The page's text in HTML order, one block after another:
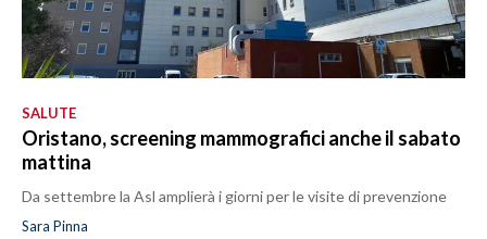
SALUTE
Oristano, screening mammografici anche il sabato
mattina
Da settembre la Asl amplierà i giorni per le visite di prevenzione
Sara Pinna